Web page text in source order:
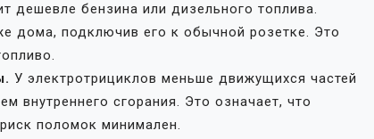
дешевле бензина или дизельного топлива.
дома, подключив его к обычной розетке. Это
У электротрициклов меньше движущихся частей
внутреннего сгорания. Это означает, что
поломок минимален.